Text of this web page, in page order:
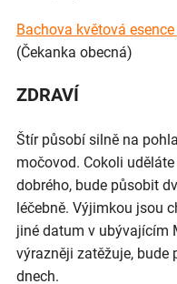
Bachova květová
(Čekanka obecná)
ZDRAVÍ
Štír působí silně na
močovod. Cokoli
dobrého, bude působit
léčebně. Výjimkou jsou
jiné datum v ubývajícím
výrazněji zatěžuje, bude
dnech.